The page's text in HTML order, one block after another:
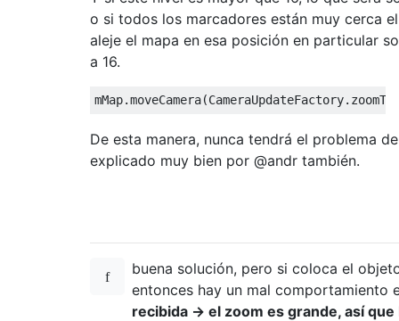
o si todos los marcadores están muy cerca
aleje el mapa en esa posición en particular
a 16.
mMap.moveCamera(CameraUpdateFactory. zoomTo
De esta manera, nunca tendrá el problema
explicado muy bien por @andr también.
buena solución, pero si coloca el
entonces hay un mal comportamiento
recibida -> el zoom es grande, así